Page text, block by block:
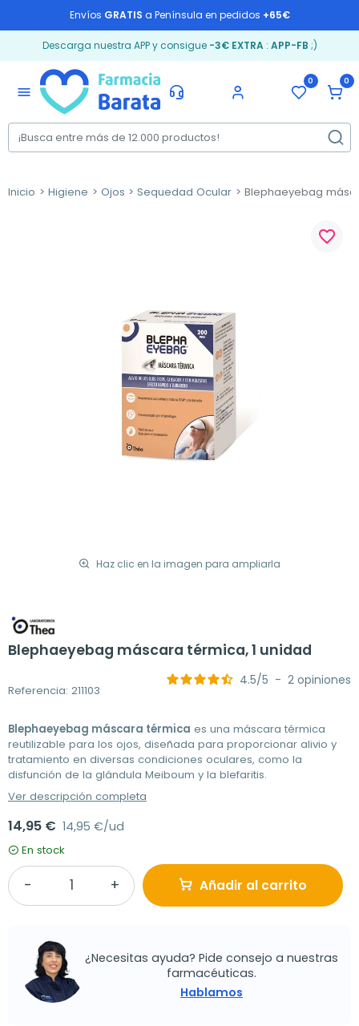
Envíos GRATIS a Península en pedidos +65€
Descarga nuestra APP y consigue -3€ EXTRA: APP-FB ;)
menu
0 0
Inicio Higiene Ojos Sequedad Ocular Blephaeyebag
Haz clic en la imagen para ampliarla
favorite_border
Blephaeyebag máscara térmica, 1 unidad
Referencia: 211103
4.5/5 - 2 opiniones
Blephaeyebag máscara térmica es una máscara térmica
reutilizable para los ojos, diseñada para proporcionar alivio y
tratamiento en diversas condiciones oculares, como la
disfunción de la glándula Meiboum y la blefaritis.
Ver descripción completa
14,95 € 14,95 €/ud
En stock
Añadir al carrito
¿Necesitas ayuda? Pide consejo a nuestras
farmacéuticas.
Hablamos